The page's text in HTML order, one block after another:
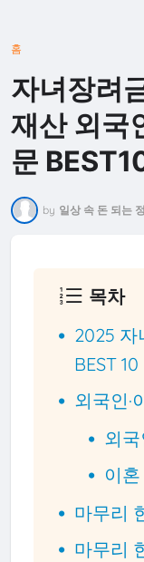
홈
자녀장려
재산 외국
문
by 일상 속 돈 되는
목차
2025 자
BEST 10
외국인·
외
이
마무리
마무리